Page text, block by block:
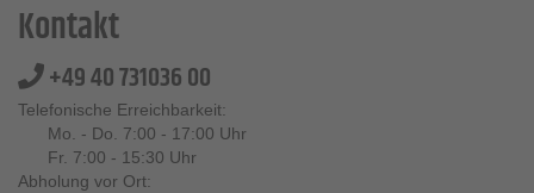
Kontakt
+49 40 731036 00
Telefonische Erreichbarkeit:
Mo. - Do. 7:00 - 17:00 Uhr
Fr. 7:00 - 15:30 Uhr
Abholung vor Ort: